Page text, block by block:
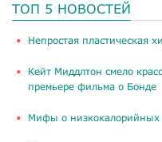
ТОП 5 НОВОСТЕЙ
​Непростая пластическая
Кейт Миддлтон смело
премьере фильма о Бонде
Мифы о низкокалорийных